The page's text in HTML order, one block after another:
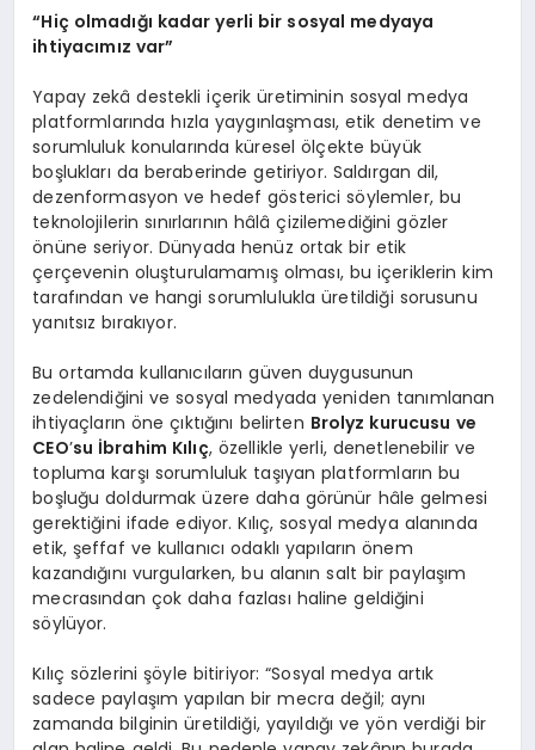
“Hiç olmadığı kadar yerli bir sosyal medyaya
ihtiyacımız var”
Yapay zekâ destekli içerik üretiminin sosyal medya
platformlarında hızla yaygınlaşması, etik denetim ve
sorumluluk konularında küresel ölçekte büyük
boşlukları da beraberinde getiriyor. Saldırgan dil,
dezenformasyon ve hedef gösterici söylemler, bu
teknolojilerin sınırlarının hâlâ çizilemediğini gözler
önüne seriyor. Dünyada henüz ortak bir etik
çerçevenin oluşturulamamış olması, bu içeriklerin kim
tarafından ve hangi sorumlulukla üretildiği sorusunu
yanıtsız bırakıyor.
Bu ortamda kullanıcıların güven duygusunun
zedelendiğini ve sosyal medyada yeniden tanımlanan
ihtiyaçların öne çıktığını belirten Brolyz kurucusu ve
CEO’su İbrahim Kılıç, özellikle yerli, denetlenebilir ve
topluma karşı sorumluluk taşıyan platformların bu
boşluğu doldurmak üzere daha görünür hâle gelmesi
gerektiğini ifade ediyor. Kılıç, sosyal medya alanında
etik, şeffaf ve kullanıcı odaklı yapıların önem
kazandığını vurgularken, bu alanın salt bir paylaşım
mecrasından çok daha fazlası haline geldiğini
söylüyor.
Kılıç sözlerini şöyle bitiriyor: “Sosyal medya artık
sadece paylaşım yapılan bir mecra değil; aynı
zamanda bilginin üretildiği, yayıldığı ve yön verdiği bir